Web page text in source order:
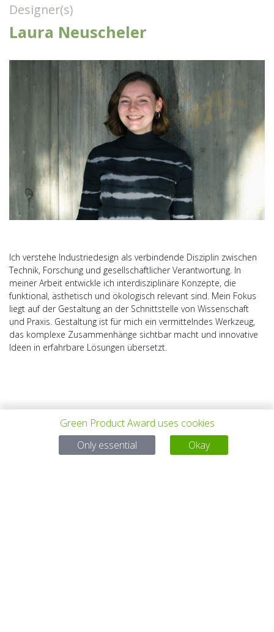
Designer(s)
Laura Neuscheler
Ich verstehe Industriedesign als verbindende Disziplin zwischen
Technik, Forschung und gesellschaftlicher Verantwortung. In
meiner Arbeit entwickle ich interdisziplinäre Konzepte, die
funktional, ästhetisch und ökologisch relevant sind. Mein Fokus
liegt auf der Gestaltung an der Schnittstelle von Wissenschaft
und Praxis. Gestaltung ist für mich ein vermittelndes Werkzeug,
das komplexe Zusammenhänge sichtbar macht und innovative
Ideen in erfahrbare Lösungen übersetzt.
VORHERIGES ALLE PROJEKTE NÄCHSTES
Green Product Award uses cookies
Only essential
Okay